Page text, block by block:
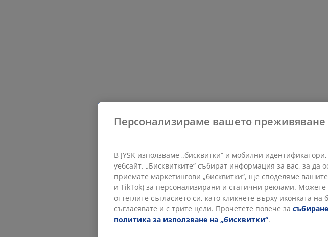
Персонализираме вашето преживяване
В JYSK използваме „бисквитки“ и мобилни
уебсайт. „Бисквитките“ събират информация за вас, за да
приемате маркетингови „бисквитки“, ще споделяме
и TikTok) за персонализирани и статични реклами.
оттеглите съгласието си, като кликнете върху иконката
съгласявате и с трите цели. Прочетете повече за
политика за използване на „бисквитки“.